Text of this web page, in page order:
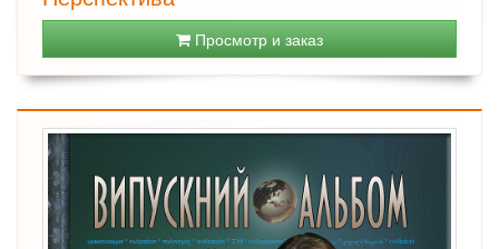
Просмотр и заказ